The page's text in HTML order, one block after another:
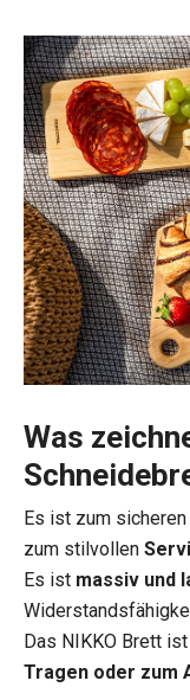
Was
Es ist zum sicheren
zum stilvollen
Es ist massiv und
Das NIKKO Brett
Tragen oder zum